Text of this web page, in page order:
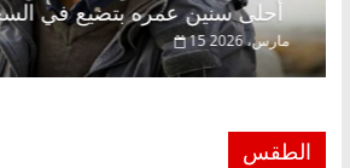
أحلى سنين عمره بتضيع في السجن
15 مارس، 2026
الطقس